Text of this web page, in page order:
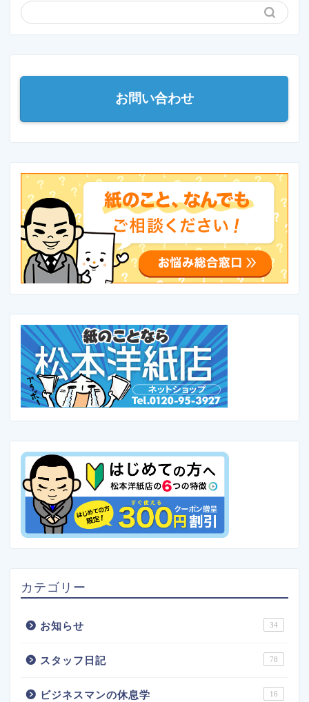
お問い合わせ
カテゴリー
お知らせ 34
スタッフ日記 78
ビジネスマンの休息学 16